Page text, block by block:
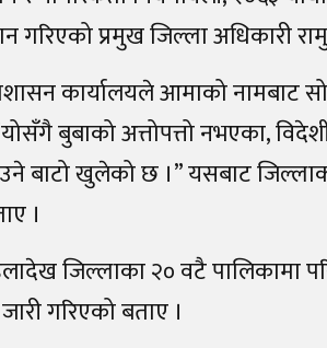
गरिएको प्रमुख जिल्ला अधिकारी
कार्यालयले आमाको नामबाट
बुबाको अत्तोपत्तो नभएका,
बाटो खुलेको छ ।” यसबाट
।
जिल्लाका २० वटै पालिकामा
गरिएको बताए ।